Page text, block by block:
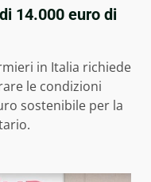
14.000 euro di
in Italia richiede
le condizioni
sostenibile per la